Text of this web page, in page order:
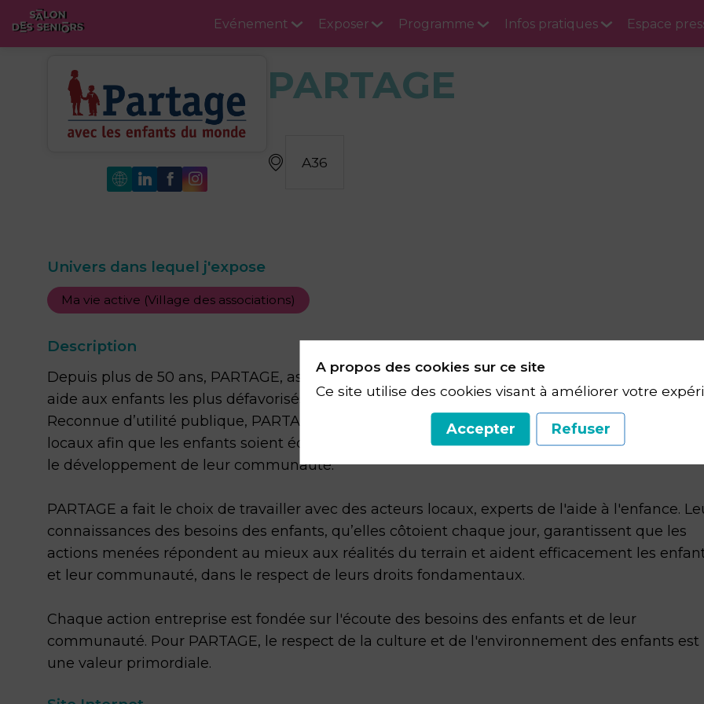
Evénement Exposer Programme Infos pratiques Espace
PARTAGE
A36
Univers dans lequel j'expose
Ma vie active (Village des associations)
Description
Depuis plus de 50 ans, PARTAGE, association française de solidarité internationale, vient en
aide aux enfants les plus défavorisés en améliorant durablement leurs conditions de vie.
Reconnue d’utilité publique, PARTAGE intervient dans 17 pays avec le soutien de 27
locaux afin que les enfants soient éduqués, soignés, nourris et protégés tout en
le développement de leur communauté.
PARTAGE a fait le choix de travailler avec des acteurs locaux, experts de l'aide à l'enfance.
connaissances des besoins des enfants, qu’elles côtoient chaque jour, garantissent que les
actions menées répondent au mieux aux réalités du terrain et aident efficacement les
et leur communauté, dans le respect de leurs droits fondamentaux.
Chaque action entreprise est fondée sur l'écoute des besoins des enfants et de leur
communauté. Pour PARTAGE, le respect de la culture et de l'environnement des enfants est
une valeur primordiale.
A propos des cookies sur ce site
Ce site utilise des cookies visant à améliorer votre
Accepter Refuser